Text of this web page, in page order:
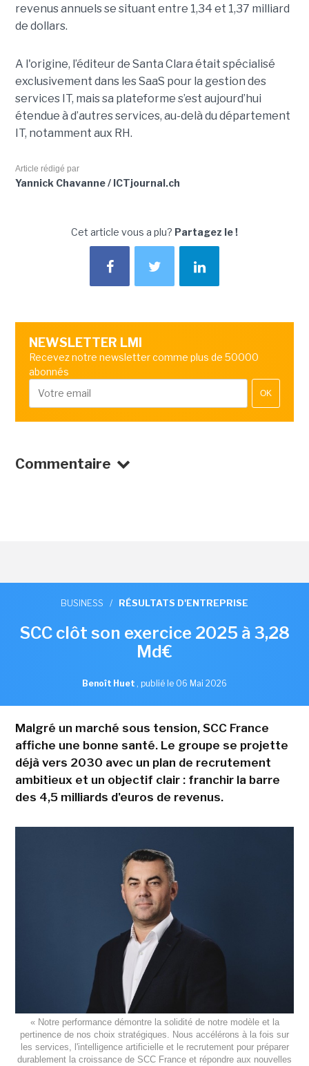
revenus annuels se situant entre 1,34 et 1,37 milliard
de dollars.
A l'origine, l’éditeur de Santa Clara était spécialisé
exclusivement dans les SaaS pour la gestion des
services IT, mais sa plateforme s’est aujourd’hui
étendue à d’autres services, au-delà du département
IT, notamment aux RH.
Article rédigé par
Yannick Chavanne / ICTjournal.ch
Cet article vous a plu? Partagez le !
NEWSLETTER LMI
Recevez notre newsletter comme plus de 50000
abonnés
OK
Commentaire
BUSINESS / RÉSULTATS D'ENTREPRISE
SCC clôt son exercice 2025 à 3,28
Md€
Benoît Huet , publié le 06 Mai 2026
Malgré un marché sous tension, SCC France
affiche une bonne santé. Le groupe se projette
déjà vers 2030 avec un plan de recrutement
ambitieux et un objectif clair : franchir la barre
des 4,5 milliards d'euros de revenus.
« Notre performance démontre la solidité de notre modèle et la
pertinence de nos choix stratégiques. Nous accélérons à la fois sur
les services, l'intelligence artificielle et le recrutement pour préparer
durablement la croissance de SCC France et répondre aux nouvelles